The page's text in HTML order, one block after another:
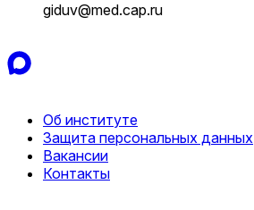
giduv@med.cap.ru
Об институте
Защита персональных данных
Вакансии
Контакты